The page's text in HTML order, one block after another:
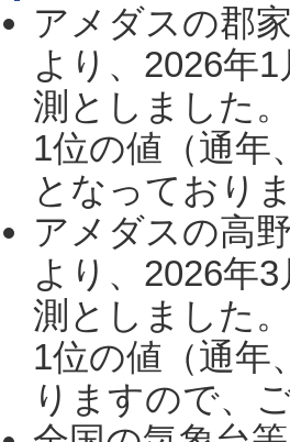
アメダスの郡
より、2026年
測としました
1位の値（通年
となっており
アメダスの高
より、2026年
測としました
1位の値（通年
りますので、